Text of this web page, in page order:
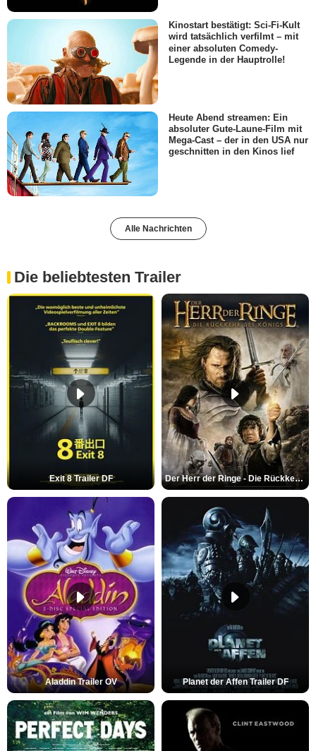
Kinostart bestätigt: Sci-Fi-Kult
wird tatsächlich verfilmt – mit
einer absoluten Comedy-
Legende in der Hauptrolle!
Heute Abend streamen: Ein
absoluter Gute-Laune-Film mit
Mega-Cast – der in den USA nur
geschnitten in den Kinos lief
Alle Nachrichten
Die beliebtesten Trailer
Exit 8 Trailer DF Der Herr der Ringe - Die Rückkehr des Königs Trailer OV
Aladdin Trailer OV Planet der Affen Trailer DF